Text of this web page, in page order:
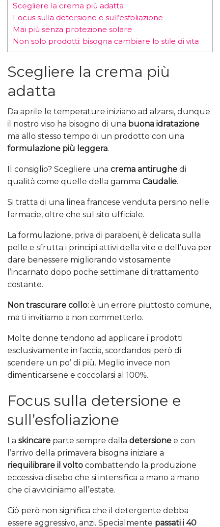
Scegliere la crema più adatta
Focus sulla detersione e sull’esfoliazione
Mai più senza protezione solare
Non solo prodotti: bisogna cambiare lo stile di vita
Scegliere la crema più
adatta
Da aprile le temperature iniziano ad alzarsi, dunque
il nostro viso ha bisogno di una buona idratazione
ma allo stesso tempo di un prodotto con una
formulazione più leggera.
Il consiglio? Scegliere una crema antirughe di
qualità come quelle della gamma Caudalie.
Si tratta di una linea francese venduta persino nelle
farmacie, oltre che sul sito ufficiale.
La formulazione, priva di parabeni, è delicata sulla
pelle e sfrutta i principi attivi della vite e dell’uva per
dare benessere migliorando vistosamente
l’incarnato dopo poche settimane di trattamento
costante.
Non trascurare collo: è un errore piuttosto comune,
ma ti invitiamo a non commetterlo.
Molte donne tendono ad applicare i prodotti
esclusivamente in faccia, scordandosi però di
scendere un po’ di più. Meglio invece non
dimenticarsene e coccolarsi al 100%.
Focus sulla detersione e
sull’esfoliazione
La skincare parte sempre dalla detersione e con
l’arrivo della primavera bisogna iniziare a
riequilibrare il volto combattendo la produzione
eccessiva di sebo che si intensifica a mano a mano
che ci avviciniamo all’estate.
Ciò però non significa che il detergente debba
essere aggressivo, anzi. Specialmente passati i 40